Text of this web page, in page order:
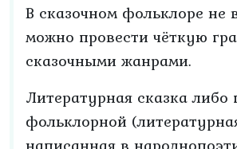
В сказочном фольклоре не
можно провести чёткую
сказочными жанрами.
Литературная сказка либо
фольклорной